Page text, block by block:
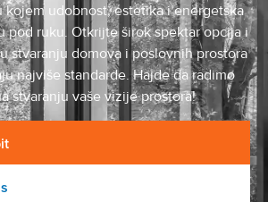
kojem udobnost, estetika i energetska
pod ruku. Otkrijte širok spektar opcija i
stvaranju domova i poslovnih prostora
najviše standarde. Hajde da radimo
stvaranju vaše vizije prostora!